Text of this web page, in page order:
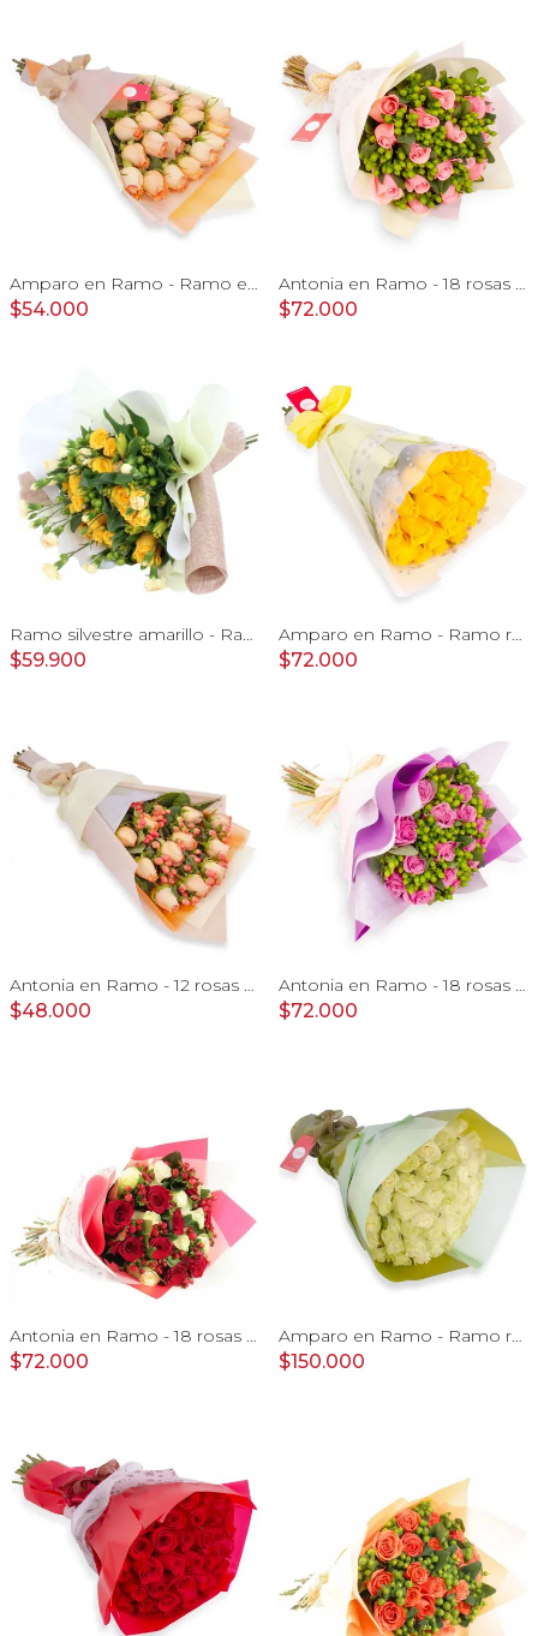
Amparo en Ramo - Ramo extendido 18 rosas ecuatoriana damasco
$54.000
Antonia en Ramo - 18 rosas ecuatorianas rosado e hypericum
$72.000
Ramo silvestre amarillo - Ramo de flores circular con rosas amarillas, claveles, astromelias e hypericum verde
$59.900
Amparo en Ramo - Ramo redondo 24 rosas ecuatorianas amarillo
$72.000
Antonia en Ramo - 12 rosas ecuatorianas damasco e hypericum
$48.000
Antonia en Ramo - 18 rosas ecuatorianas lila e hypericum
$72.000
Antonia en Ramo - 18 rosas mix blanco y rojo con hypericum
$72.000
Amparo en Ramo - Ramo redondo 50 rosas ecuatorianas blanco
$150.000